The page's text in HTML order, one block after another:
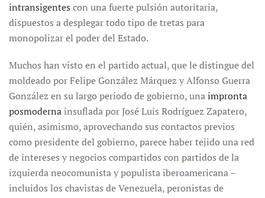
intransigentes con una fuerte pulsión autoritaria,
dispuestos a desplegar todo tipo de tretas para
monopolizar el poder del Estado.
Muchos han visto en el partido actual, que le distingue del
moldeado por Felipe González Márquez y Alfonso Guerra
González en su largo periodo de gobierno, unaimpronta
posmodernainsuflada por José Luis Rodríguez Zapatero,
quién, asimismo, aprovechando sus contactos previos
como presidente del gobierno, parece haber tejido una red
de intereses y negocios compartidos con partidos de la
izquierda neocomunista y populista iberoamericana –
incluidos los chavistas de Venezuela, peronistas de